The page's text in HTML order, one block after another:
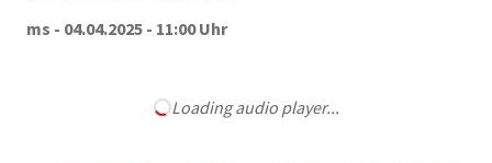
ms - 04.04.2025 - 11:00 Uhr
Loading audio player...